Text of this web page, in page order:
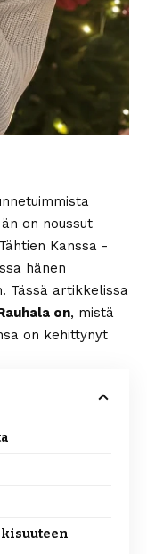
on noussut
Kanssa -
hänen
Tässä artikkelissa
on, mistä
on kehittynyt